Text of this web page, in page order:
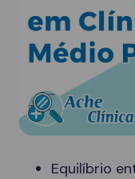
Equilíbrio